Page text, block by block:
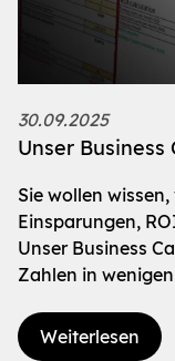
30.09.2025
Unser
Sie wollen
Einsparungen,
Unser Business
Zahlen in
Weiterlesen